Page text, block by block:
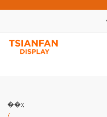
��ҳ